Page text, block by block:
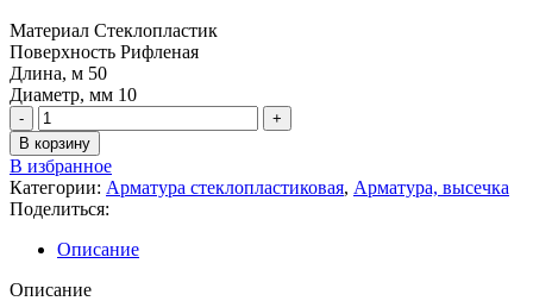
Материал Стеклопластик
Поверхность Рифленая
Длина, м 50
Диаметр, мм 10
В корзину
В избранное
Категории: Арматура стеклопластиковая, Арматура, высечка
Поделиться:
Описание
Описание